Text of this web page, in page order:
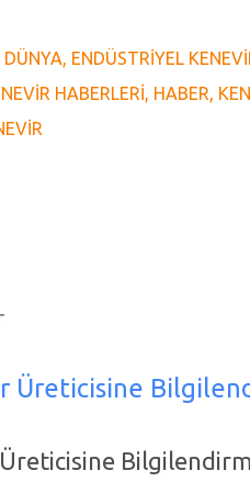
DÜNYA ENDÜSTRIYEL
HABERLERI HABER
Üreticisine